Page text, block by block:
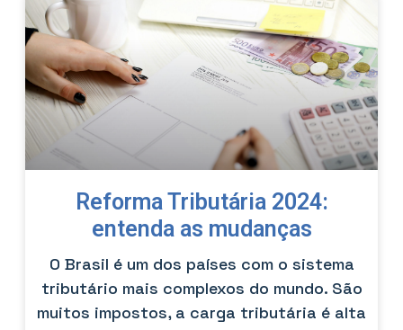
Reforma Tributária 2024:
entenda as mudanças
O Brasil é um dos países com o sistema
tributário mais complexos do mundo. São
muitos impostos, a carga tributária é alta